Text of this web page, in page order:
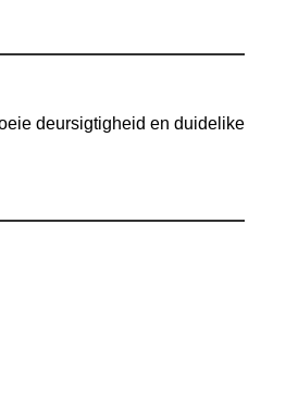
deursigtigheid en duidelike